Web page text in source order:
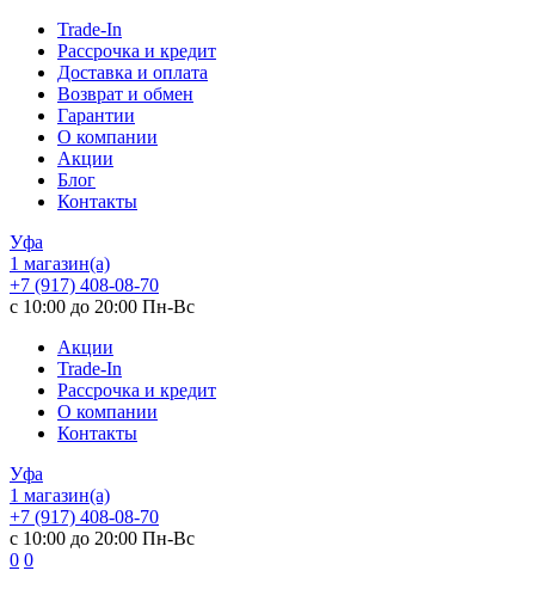
Trade-In
Рассрочка и кредит
Доставка и оплата
Возврат и обмен
Гарантии
О компании
Акции
Блог
Контакты
Уфа
1 магазин(а)
+7 (917) 408-08-70
с 10:00 до 20:00 Пн-Вс
Акции
Trade-In
Рассрочка и кредит
О компании
Контакты
Уфа
1 магазин(а)
+7 (917) 408-08-70
с 10:00 до 20:00 Пн-Вс
0 0